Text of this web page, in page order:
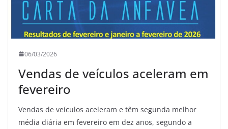
06/03/2026
Vendas de veículos aceleram em
fevereiro
Vendas de veículos aceleram e têm segunda melhor
média diária em fevereiro em dez anos, segundo a